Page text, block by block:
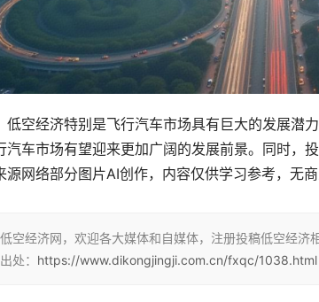
低空经济特别是飞行汽车市场具有巨大的发展潜
汽车市场有望迎来更加广阔的发展前景。同时，
源网络部分图片AI创作，内容仅供学习参考，无
空经济网，欢迎各大媒体和自媒体，注册投稿低空经
处： https://www.dikongjingji.com.cn/fxqc/1038.html